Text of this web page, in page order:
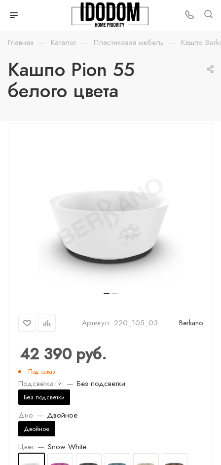
Главная — Каталог — Пластиковая мебель — Кашпо
Кашпо Pion 55
белого цвета
Артикул: 220_105_03 Berkano
42 390руб.
Под заказ
Подсветка ? — Без подсветки
Без подсветки
Дно — Двойное
Двойное
Цвет — Snow White